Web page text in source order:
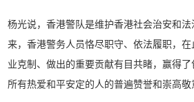
杨光说，香港警队是维护香港社会治安和法
来，香港警务人员恪尽职守、依法履职，
业克制、做出的重要贡献有目共睹，赢得
所有热爱和平安定的人的普遍赞誉和崇高敬